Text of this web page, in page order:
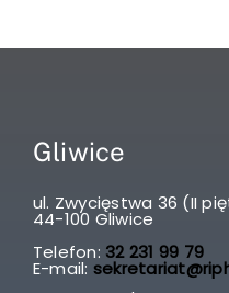
Gliwice
ul. Zwycięstwa 36 (II
44-100 Gliwice
Telefon: 32 231 99 79
E-mail: